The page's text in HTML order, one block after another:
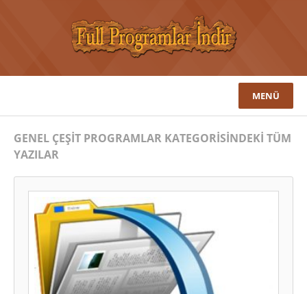
MENÜ
GENEL ÇEŞIT PROGRAMLAR KATEGORISINDEKI TÜM
YAZILAR